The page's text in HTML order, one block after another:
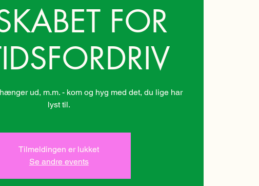
FOR
ud, m.m. - kom og hyg med det, du lige har
lyst til.
Tilmeldingen er lukket
Se andre events